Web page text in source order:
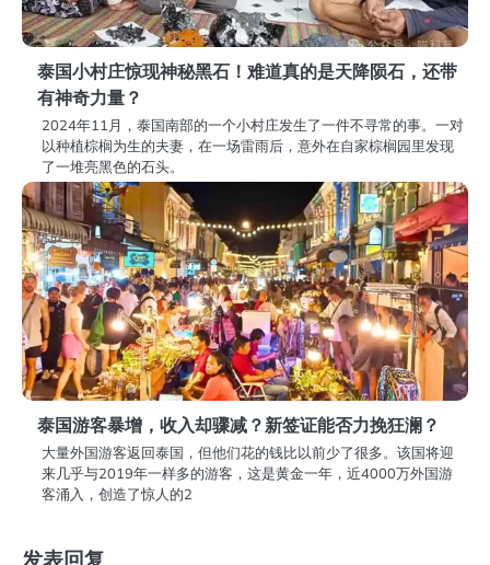
泰国小村庄惊现神秘黑石！难道真的是天降陨石，还带
有神奇力量？
2024年11月，泰国南部的一个小村庄发生了一件不寻常的事。一对
以种植棕榈为生的夫妻，在一场雷雨后，意外在自家棕榈园里发现
了一堆亮黑色的石头。
泰国游客暴增，收入却骤减？新签证能否力挽狂澜？
大量外国游客返回泰国，但他们花的钱比以前少了很多。该国将迎
来几乎与2019年一样多的游客，这是黄金一年，近4000万外国游
客涌入，创造了惊人的2